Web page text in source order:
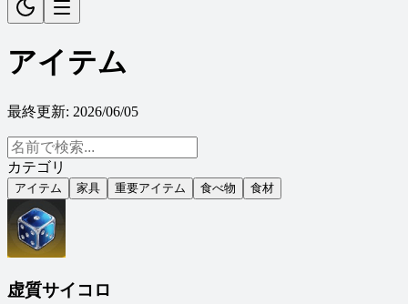
アイテム
最終更新: 2026/06/05
カテゴリ
アイテム 家具 重要アイテム 食べ物 食材
虚質サイコロ